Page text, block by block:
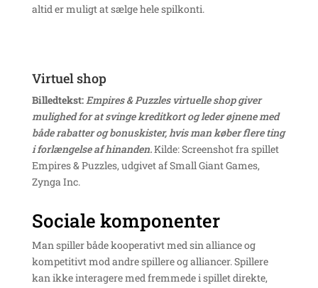
altid er muligt at sælge hele spilkonti.
Virtuel shop
Billedtekst:Empires & Puzzles virtuelle shop giver
mulighed for at svinge kreditkort og leder øjnene med
både rabatter og bonuskister, hvis man køber flere ting
i forlængelse af hinanden.Kilde: Screenshot fra spillet
Empires & Puzzles, udgivet af Small Giant Games,
Zynga Inc.
Sociale komponenter
Man spiller både kooperativt med sin alliance og
kompetitivt mod andre spillere og alliancer. Spillere
kan ikke interagere med fremmede i spillet direkte,